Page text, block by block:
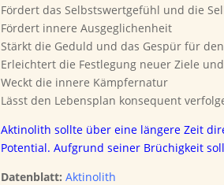
Fördert das Selbstswertgefühl und die
Fördert innere Ausgeglichenheit
Stärkt die Geduld und das Gespür für
Erleichtert die Festlegung neuer Ziele
Weckt die innere Kämpfernatur
Lässt den Lebensplan konsequent
Aktinolith sollte über eine längere Zeit
Potential. Aufgrund seiner Brüchigkeit
Datenblatt:Aktinolith